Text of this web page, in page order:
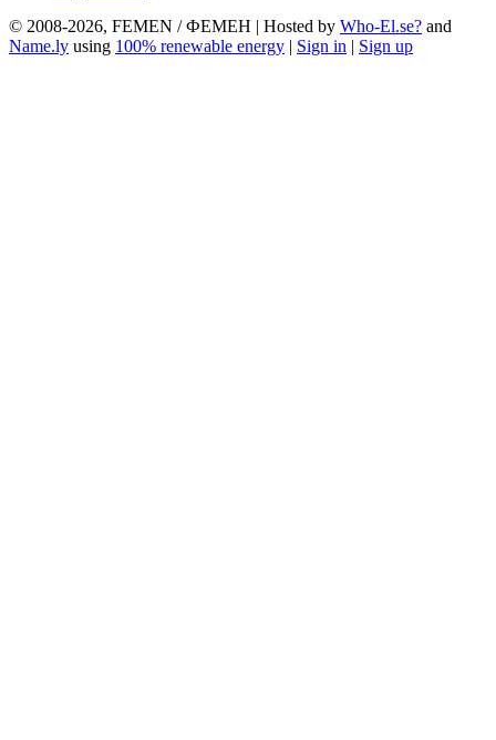
© 2008-2026, FEMEN / ФЕМЕН | Hosted by Who-El.se? and
Name.ly using 100% renewable energy | Sign in | Sign up